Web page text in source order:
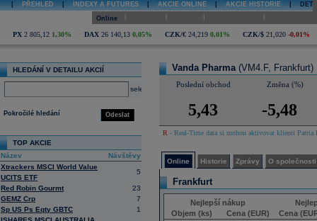
PŘEHLED INDEXY A FUTURES AKCIE ONLINE AKCIE HISTORIE
Online
PX 2 805,12 1,30% DAX 26 140,13 0,05% CZK/€ 24,219 0,01% CZK/$ 21,020 -0,01%
HLEDÁNÍ V DETAILU AKCIÍ
select
Odeslat
Pokročilé hledání
TOP AKCIE
Název
Návštěvy
Xtrackers MSCI World Value
UCITS ETF
5
Red Robin Gourmt
23
GEMZ Crp
7
Sp US Ps Eqty GBTC
1
Vanda Pharma (VM4.F, Frankfurt)
Poslední obchod Změna (%)
5,43 -5,48
R - Real-Time data si mohou aktivovat klienti
Online Historie Zprávy O společnosti
Frankfurt
Nejlepší nákup
Objem (ks)
Cena (EUR)
Cena